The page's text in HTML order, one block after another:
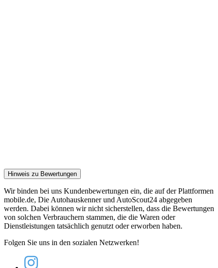
Hinweis zu Bewertungen
Wir binden bei uns Kundenbewertungen ein, die auf der Plattformen
mobile.de, Die Autohauskenner und AutoScout24 abgegeben
werden. Dabei können wir nicht sicherstellen, dass die Bewertungen
von solchen Verbrauchern stammen, die die Waren oder
Dienstleistungen tatsächlich genutzt oder erworben haben.
Folgen Sie uns in den sozialen Netzwerken!